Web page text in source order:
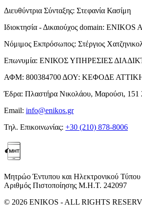
Διευθύντρια Σύνταξης: Στεφανία Κασίμη
Ιδιοκτησία - Δικαιούχος domain: ENIKOS
Νόμιμος Εκπρόσωπος: Στέργιος
Επωνυμία: ΕΝΙΚΟΣ ΥΠΗΡΕΣΙΕΣ
ΑΦΜ: 800384700 ΔΟΥ: ΚΕΦΟΔΕ
Έδρα: Πλαστήρα Νικολάου, Μαρούσι, 151
Email: info@enikos.gr
Τηλ. Επικοινωνίας: +30 (210) 878-8006
Μητρώο Έντυπου και Ηλεκτρονικού Τύπου
Αριθμός Πιστοποίησης Μ.Η.Τ. 242097
© 2026 ENIKOS - ALL RIGHTS